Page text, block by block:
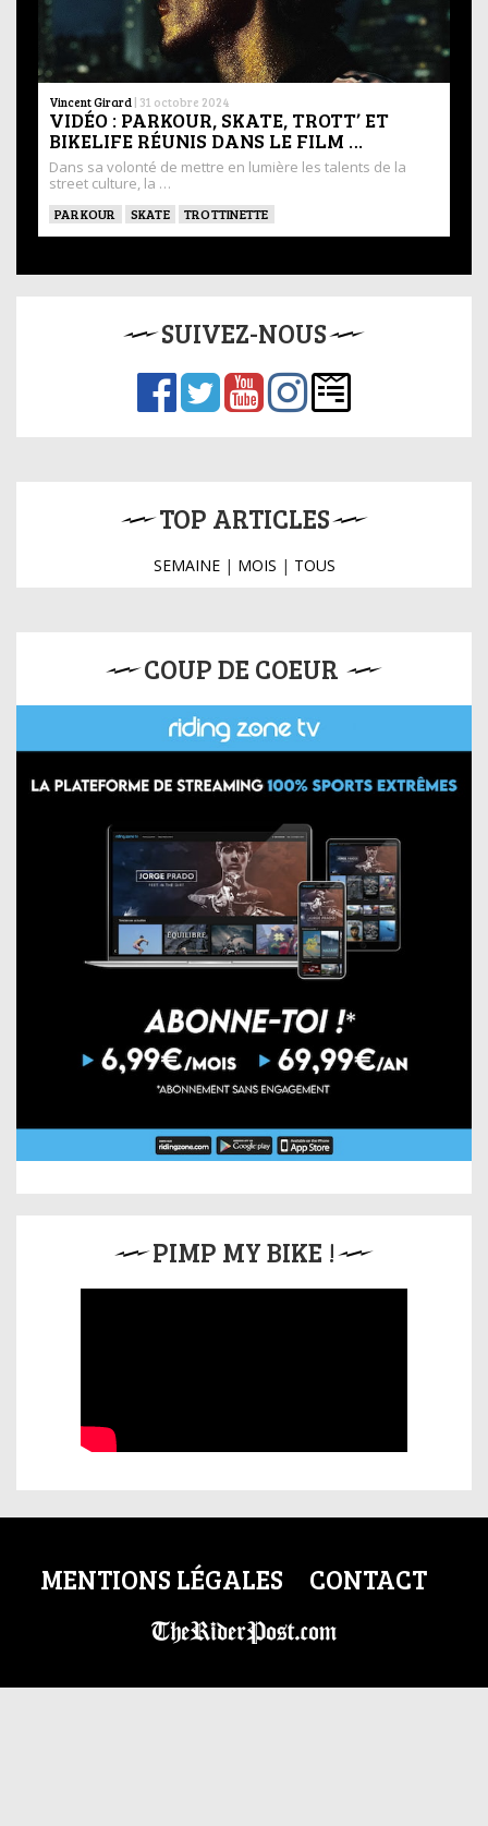
Vincent Girard | 31 octobre 2024
VIDÉO : PARKOUR, SKATE, TROTT’ ET
BIKELIFE RÉUNIS DANS LE FILM …
Dans sa volonté de mettre en lumière les talents de la
street culture, la …
PARKOUR SKATE TROTTINETTE
SUIVEZ-NOUS
TOP ARTICLES
SEMAINE| MOIS | TOUS
COUP DE COEUR
PIMP MY BIKE !
MENTIONS LÉGALES CONTACT